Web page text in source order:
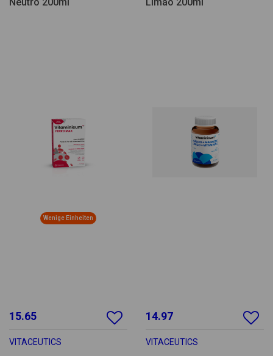
Wenige Einheiten
15.65
VITACEUTICS
14.97
VITACEUTICS